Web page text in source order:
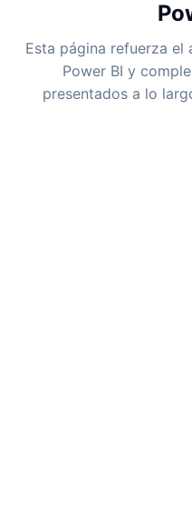
Esta página refuerza el
Power BI y
presentados a lo